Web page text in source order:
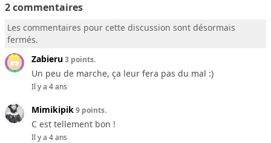
2 commentaires
Les commentaires pour cette discussion sont désormais
fermés.
Zabieru3 points.
Un peu de marche, ça leur fera pas du mal :)
Il y a 4 ans
Mimikipik9 points.
C est tellement bon !
Il y a 4 ans